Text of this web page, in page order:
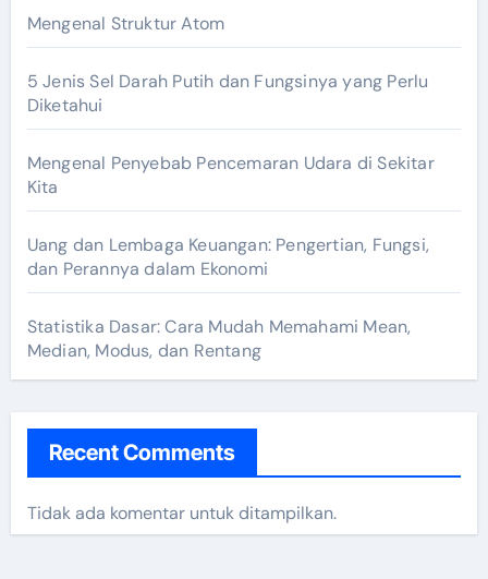
Mengenal Struktur Atom
5 Jenis Sel Darah Putih dan Fungsinya yang Perlu
Diketahui
Mengenal Penyebab Pencemaran Udara di Sekitar
Kita
Uang dan Lembaga Keuangan: Pengertian, Fungsi,
dan Perannya dalam Ekonomi
Statistika Dasar: Cara Mudah Memahami Mean,
Median, Modus, dan Rentang
Recent Comments
Tidak ada komentar untuk ditampilkan.